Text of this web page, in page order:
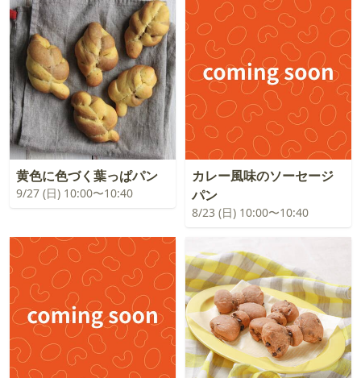
黄色に色づく葉っぱパン
9/27 (日) 10:00〜10:40
カレー風味のソーセージ
パン
8/23 (日) 10:00〜10:40